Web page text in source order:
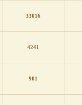
33016
4241
901